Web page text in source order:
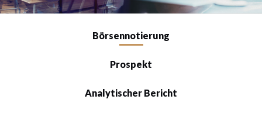
Börsennotierung
Prospekt
Analytischer Bericht